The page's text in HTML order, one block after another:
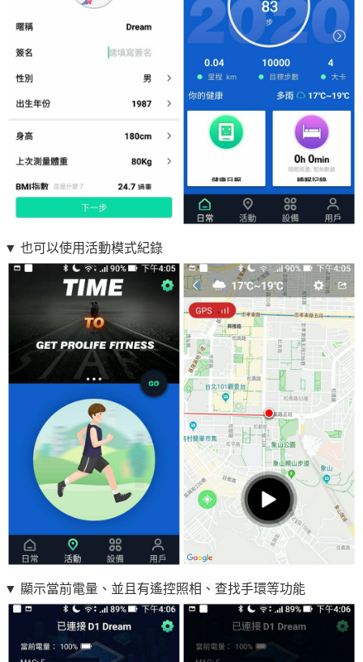
▼ 也可以使用活動模式紀錄
▼ 顯示當前電量、並且有遙控照相、查找手環等功能